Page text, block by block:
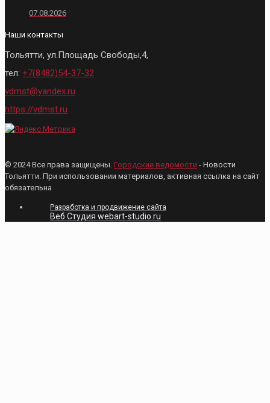
07.08.2026
Наши контакты
Тольятти, ул.Площадь Свободы,4,
тел: +7(8482)54-37-32
vdmst@yandex.ru
https://vdmst.ru
© 2024 Все права защищены. Городские ведомости - Новости
Тольятти. При использовании материалов, активная ссылка на сайт
обязательна
Разработка и продвижение сайта
Веб Студия webart-studio.ru